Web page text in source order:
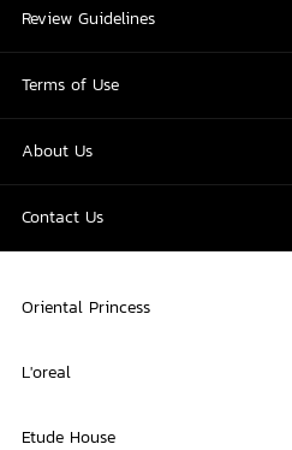
Review Guidelines
Terms of Use
About Us
Contact Us
Oriental Princess
L'oreal
Etude House